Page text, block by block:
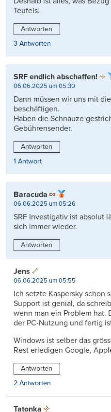
Teufels.
Antworten
3 Antworten
SRF endlich abschaffen!
06.06.2025 um 05:30
Dann müssen wir uns mit
beschäftigen.
Haben die Schnauze
Gebührensender.
Antworten
1 Antwort
Baracuda
06.06.2025 um 05:26
SRF Investigativ ist absolut
sich immer wieder.
Antworten
Jens
06.06.2025 um 05:55
Ich setzte Kaspersky schon
Support ist genial, da
wenn man ein Problem hat.
der PC-Nutzung und fertig
Windows ist selber das
Rest erledigen Google,
Antworten
2 Antworten
Tatonka